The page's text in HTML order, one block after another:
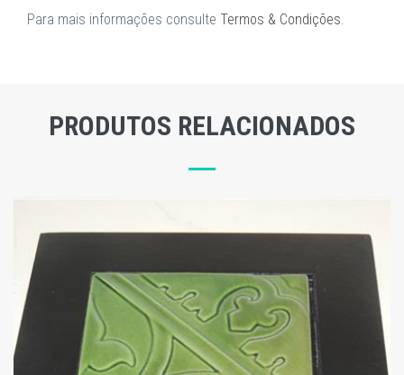
Para mais informações consulte Termos & Condições.
PRODUTOS RELACIONADOS